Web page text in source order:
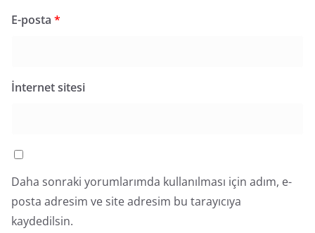
E-posta *
İnternet sitesi
Daha sonraki yorumlarımda kullanılması için adım, e-
posta adresim ve site adresim bu tarayıcıya
kaydedilsin.